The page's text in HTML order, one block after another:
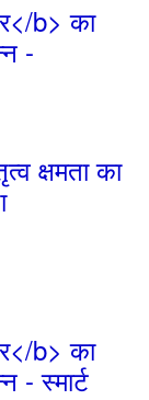
b> का
-
क्षमता का
b> का
- स्मार्ट